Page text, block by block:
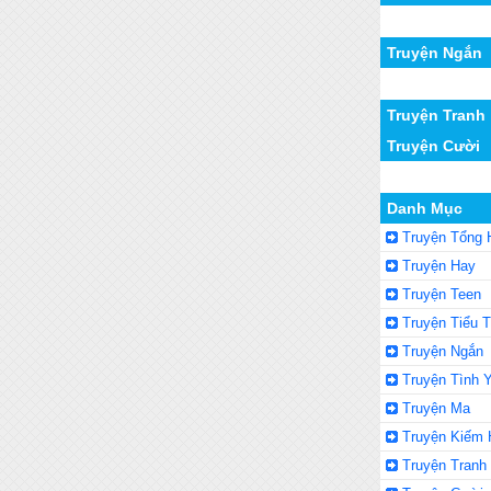
Truyện Ngắn
Truyện Tranh
Truyện Cười
Danh Mục
Truyện Tổng
Truyện Hay
Truyện Teen
Truyện Tiểu
Truyện Ngắn
Truyện Tình
Truyện Ma
Truyện Kiếm
Truyện Tranh